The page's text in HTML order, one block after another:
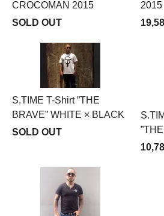
CROCOMAN 2015
SOLD OUT
2015
S.TIME T-Shirt ”THE
BRAVE” WHITE × BLACK
SOLD OUT